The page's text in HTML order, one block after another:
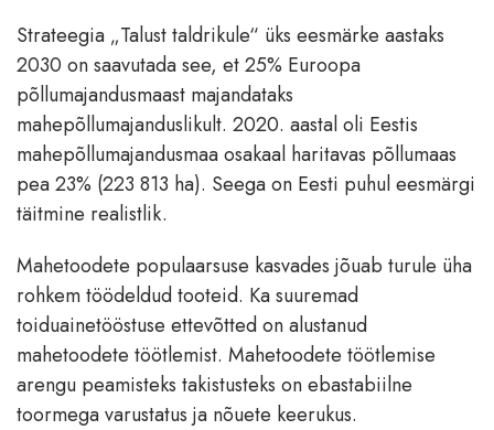
Strateegia „Talust taldrikule“ üks eesmärke aastaks
2030 on saavutada see, et 25% Euroopa
põllumajandusmaast majandataks
mahepõllumajanduslikult. 2020. aastal oli Eestis
mahepõllumajandusmaa osakaal haritavas põllumaas
pea 23% (223 813 ha). Seega on Eesti puhul eesmärgi
täitmine realistlik.
Mahetoodete populaarsuse kasvades jõuab turule üha
rohkem töödeldud tooteid. Ka suuremad
toiduainetööstuse ettevõtted on alustanud
mahetoodete töötlemist. Mahetoodete töötlemise
arengu peamisteks takistusteks on ebastabiilne
toormega varustatus ja nõuete keerukus.